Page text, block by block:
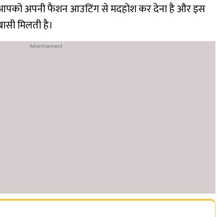
अपनी फैशन आउटिंग से मदहोश कर देना है और इस
मिलती है।